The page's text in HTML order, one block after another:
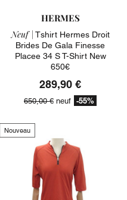
HERMES
Neuf | Tshirt Hermes Droit
Brides De Gala Finesse
Placee 34 S T-Shirt New
650€
289,90 €
650,00 € neuf -55%
Nouveau